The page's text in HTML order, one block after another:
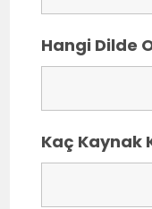
Hangi Dilde
Kaç Kaynak